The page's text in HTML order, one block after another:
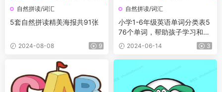
自然拼读/词汇
5套自然拼读精美海报共91张
2024-08-08 9
自然拼读/词汇
小学1-6年级英语单词分类表5
76个单词，帮助孩子学习和记
忆英语单词
2024-06-14 3